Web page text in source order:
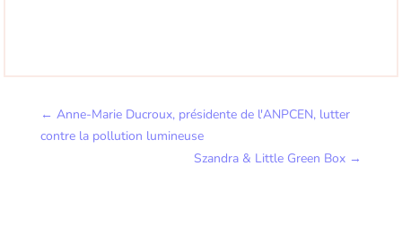
← Anne-Marie Ducroux, présidente de l'ANPCEN, lutter
contre la pollution lumineuse
Szandra & Little Green Box →